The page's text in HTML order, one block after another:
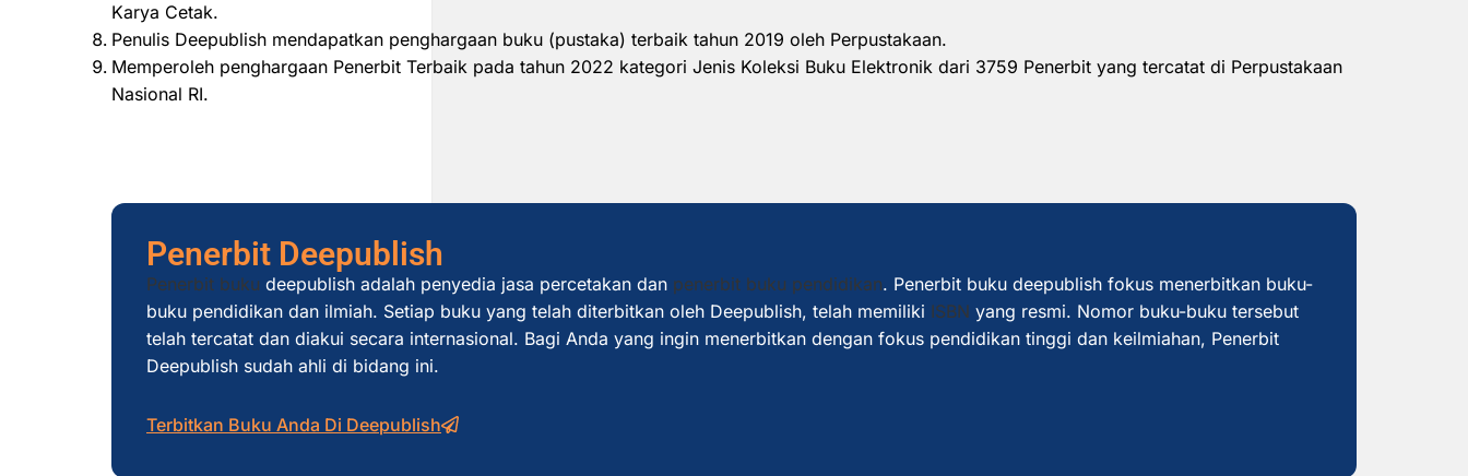
Karya Cetak.
Penulis Deepublish mendapatkan penghargaan buku (pustaka) terbaik tahun 2019 oleh Perpustakaan.
Memperoleh penghargaan Penerbit Terbaik pada tahun 2022 kategori Jenis Koleksi Buku Elektronik dari 3759 Penerbit yang tercatat di Perpustakaan
Nasional RI.
Penerbit Deepublish
Penerbit buku deepublish adalah penyedia jasa percetakan dan penerbit buku pendidikan. Penerbit buku deepublish fokus menerbitkan buku-
buku pendidikan dan ilmiah. Setiap buku yang telah diterbitkan oleh Deepublish, telah memiliki ISBN yang resmi. Nomor buku-buku tersebut
telah tercatat dan diakui secara internasional. Bagi Anda yang ingin menerbitkan dengan fokus pendidikan tinggi dan keilmiahan, Penerbit
Deepublish sudah ahli di bidang ini.
Terbitkan Buku Anda Di Deepublish